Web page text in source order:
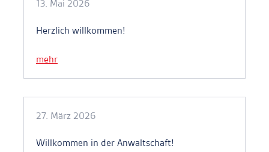
13. Mai 2026
Herzlich willkommen!
mehr
27. März 2026
Willkommen in der Anwaltschaft!